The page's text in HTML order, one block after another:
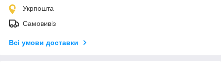
Укрпошта
Самовивіз
Всі умови доставки